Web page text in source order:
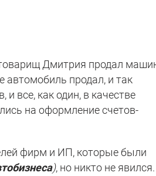
Дмитрия продал
продал, и так
все, как один, в качестве
на оформление счетов-
фирм и ИП, которые были
), но никто не явился.